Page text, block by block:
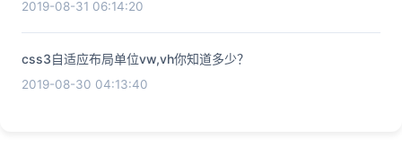
2019-08-31 06:14:20
css3自适应布局单位vw,vh你知道多少？
2019-08-30 04:13:40